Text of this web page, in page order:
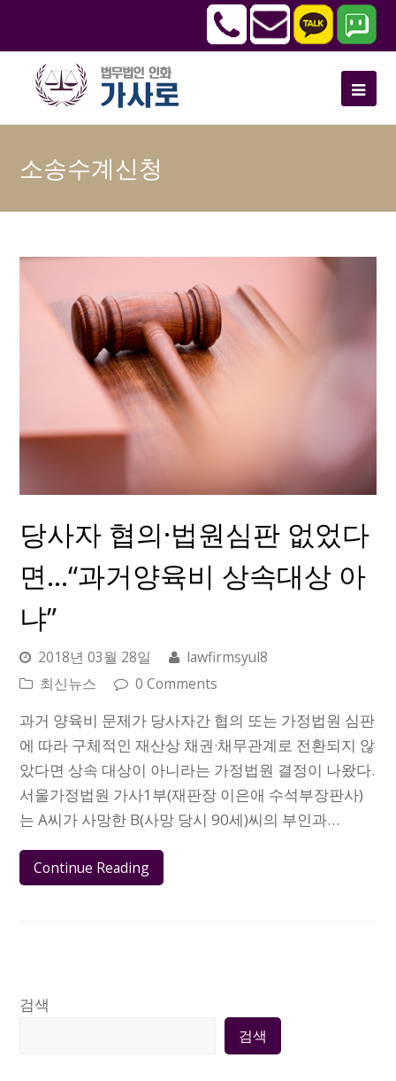
소송수계신청
당사자 협의·법원심판 없었다
면…“과거양육비 상속대상 아
냐”
2018년 03월 28일
lawfirmsyul8
최신뉴스
0 Comments
과거 양육비 문제가 당사자간 협의 또는 가정법원 심판
에 따라 구체적인 재산상 채권·채무관계로 전환되지 않
았다면 상속 대상이 아니라는 가정법원 결정이 나왔다.
서울가정법원 가사1부(재판장 이은애 수석부장판사)
는 A씨가 사망한 B(사망 당시 90세)씨의 부인과…
Continue Reading
검색
검색